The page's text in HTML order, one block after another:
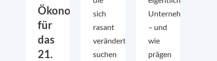
Ökonomie
für
das
21.
sich
rasant
verändert,
suchen
Unternehmen
– und
wie
prägen